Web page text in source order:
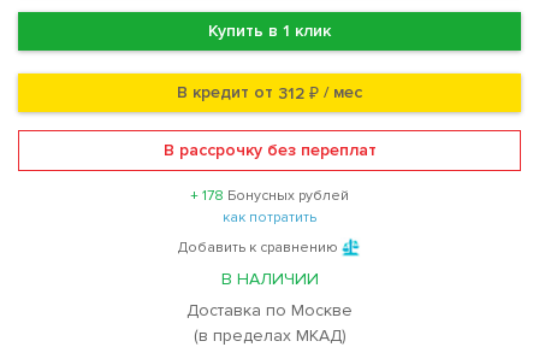
Купить в 1 клик
В кредит от 312 ₽ / мес
В рассрочку без переплат
+ 178 Бонусных рублей
как потратить
Добавить к сравнению
В НАЛИЧИИ
Доставка по Москве
(в пределах МКАД)